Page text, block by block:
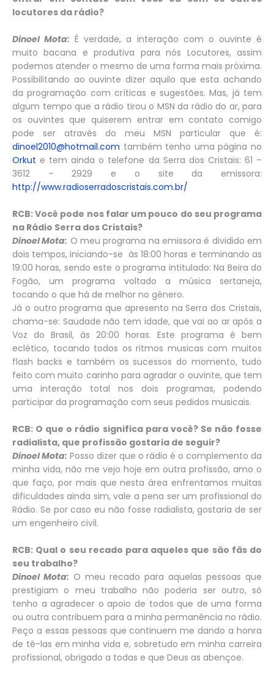
locutores da rádio?
Dinoel Mota: É verdade, a interação com o ouvinte é
muito bacana e produtiva para nós Locutores, assim
podemos atender o mesmo de uma forma mais próxima.
Possibilitando ao ouvinte dizer aquilo que esta achando
da programação com críticas e sugestões. Mas, já tem
algum tempo que a rádio tirou o MSN da rádio do ar, para
os ouvintes que quiserem entrar em contato comigo
pode ser através do meu MSN particular que é:
dinoel2010@hotmail.com também tenho uma página no
Orkut e tem ainda o telefone da Serra dos Cristais: 61 –
3612 – 2929 e o site da emissora:
http://www.radioserradoscristais.com.br/
RCB: Você pode nos falar um pouco do seu programa
na Rádio Serra dos Cristais?
Dinoel Mota: O meu programa na emissora é dividido em
dois tempos, iniciando-se às 18:00 horas e terminando as
19:00 horas, sendo este o programa intitulado: Na Beira do
Fogão, um programa voltado a música sertaneja,
tocando o que há de melhor no gênero.
Já o outro programa que apresento na Serra dos Cristais,
chama-se: Saudade não tem idade, que vai ao ar após a
Voz do Brasil, às 20:00 horas. Este programa é bem
eclético, tocando todos os ritmos musicas com muitos
flash backs e também os sucessos do momento, tudo
feito com muito carinho para agradar o ouvinte, que tem
uma interação total nos dois programas, podendo
participar da programação com seus pedidos musicais.
RCB: O que o rádio significa para você? Se não fosse
radialista, que profissão gostaria de seguir?
Dinoel Mota: Posso dizer que o rádio é o complemento da
minha vida, não me vejo hoje em outra profissão, amo o
que faço, por mais que nesta área enfrentamos muitas
dificuldades ainda sim, vale a pena ser um profissional do
Rádio. Se por caso eu não fosse radialista, gostaria de ser
um engenheiro civil.
RCB: Qual o seu recado para aqueles que são fãs do
seu trabalho?
Dinoel Mota: O meu recado para aquelas pessoas que
prestigiam o meu trabalho não poderia ser outro, só
tenho a agradecer o apoio de todos que de uma forma
ou outra contribuem para a minha permanência no rádio.
Peço a essas pessoas que continuem me dando a honra
de tê-las em minha vida e, sobretudo em minha carreira
profissional, obrigado a todas e que Deus as abençoe.